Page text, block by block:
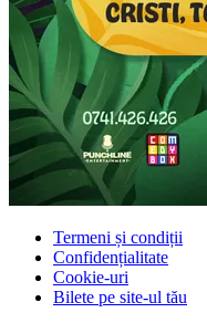
Termeni și condiții
Confidențialitate
Cookie-uri
Bilete pe site-ul tău